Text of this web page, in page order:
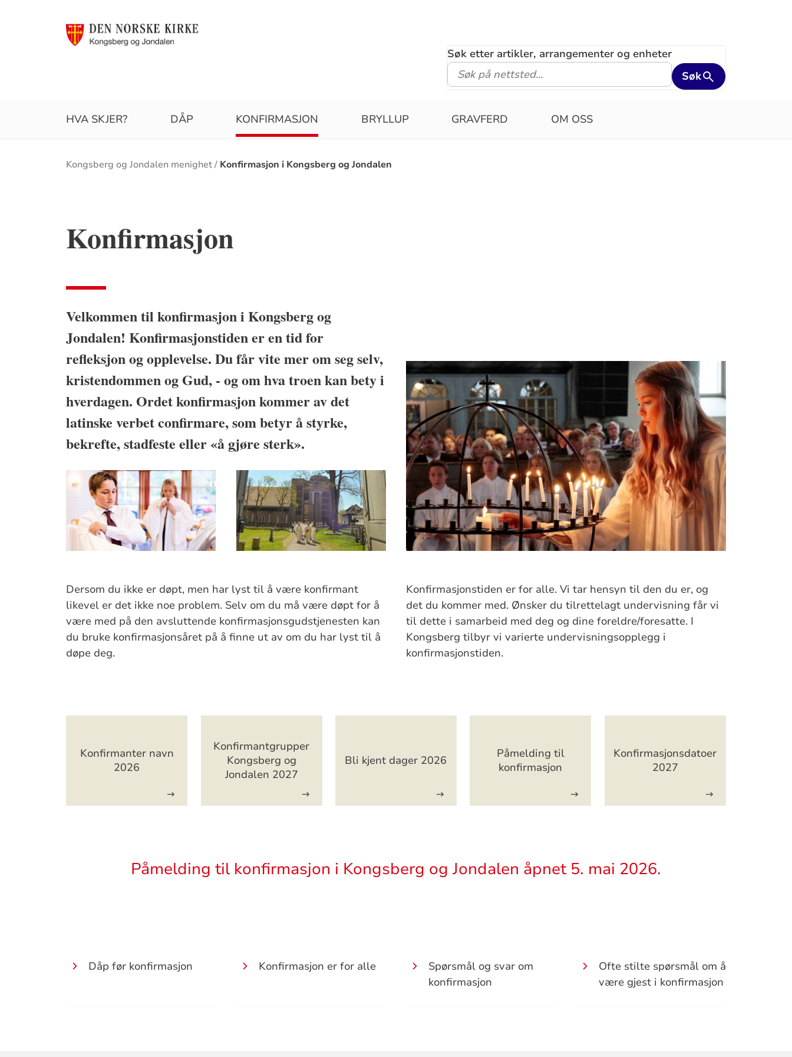
Søk etter artikler, arrangementer og enheter
Søk
HVA SKJER? DÅP KONFIRMASJON BRYLLUP GRAVFERD OM OSS
Brødsmulesti
Kongsberg og Jondalen menighet Konfirmasjon i Kongsberg og Jondalen
Konfirmasjon
Velkommen til konfirmasjon i Kongsberg og
Jondalen! Konfirmasjonstiden er en tid for
refleksjon og opplevelse. Du får vite mer om seg selv,
kristendommen og Gud, - og om hva troen kan bety i
hverdagen. Ordet konfirmasjon kommer av det
latinske verbet confirmare, som betyr å styrke,
bekrefte, stadfeste eller «å gjøre sterk».
Dersom du ikke er døpt, men har lyst til å være konfirmant
likevel er det ikke noe problem. Selv om du må være døpt for å
være med på den avsluttende konfirmasjonsgudstjenesten kan
du bruke konfirmasjonsåret på å finne ut av om du har lyst til å
døpe deg.
Konfirmasjonstiden er for alle. Vi tar hensyn til den du er, og
det du kommer med. Ønsker du tilrettelagt undervisning får vi
til dette i samarbeid med deg og dine foreldre/foresatte. I
Kongsberg tilbyr vi varierte undervisningsopplegg i
konfirmasjonstiden.
Konfirmanter navn
2026
Konfirmantgrupper
Kongsberg og
Jondalen 2027
Bli kjent dager 2026
Påmelding til
konfirmasjon
Konfirmasjonsdatoer
2027
Påmelding til konfirmasjon i Kongsberg og Jondalen åpnet 5. mai 2026.
Dåp før konfirmasjon Konfirmasjon er for alle
Spørsmål og svar om
konfirmasjon
Ofte stilte spørsmål om å
være gjest i konfirmasjon